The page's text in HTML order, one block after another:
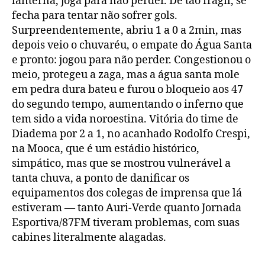
fecha para tentar não sofrer gols.
Surpreendentemente, abriu 1 a 0 a 2min, mas
depois veio o chuvaréu, o empate do Água Santa
e pronto: jogou para não perder. Congestionou o
meio, protegeu a zaga, mas a água santa mole
em pedra dura bateu e furou o bloqueio aos 47
do segundo tempo, aumentando o inferno que
tem sido a vida noroestina. Vitória do time de
Diadema por 2 a 1, no acanhado Rodolfo Crespi,
na Mooca, que é um estádio histórico,
simpático, mas que se mostrou vulnerável a
tanta chuva, a ponto de danificar os
equipamentos dos colegas de imprensa que lá
estiveram — tanto Auri-Verde quanto Jornada
Esportiva/87FM tiveram problemas, com suas
cabines literalmente alagadas.